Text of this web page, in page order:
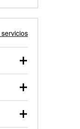
en
el